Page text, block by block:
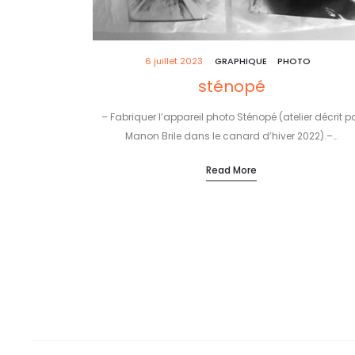
6 juillet 2023 GRAPHIQUE PHOTO
sténopé
– Fabriquer l’appareil photo Sténopé (atelier décrit
Manon Brile dans le canard d’hiver 2022).–…
Read More